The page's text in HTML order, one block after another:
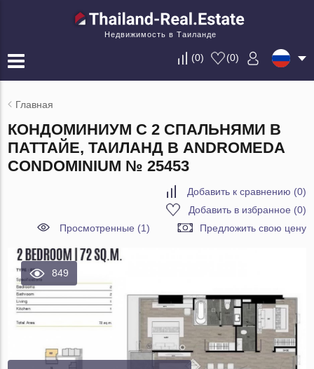
Недвижимость в Таиланде
(0) (0)
Главная
КОНДОМИНИУМ С 2 СПАЛЬНЯМИ В
ПАТТАЙЕ, ТАИЛАНД В ANDROMEDA
CONDOMINIUM № 25453
Добавить к сравнению (0)
Добавить в избранное (0)
Просмотренные (1)
Предложить свою цену
849